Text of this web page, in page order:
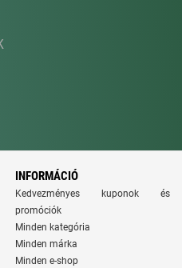
INFORMÁCIÓ
Kedvezményes kuponok és
promóciók
Minden kategória
Minden márka
Minden e-shop